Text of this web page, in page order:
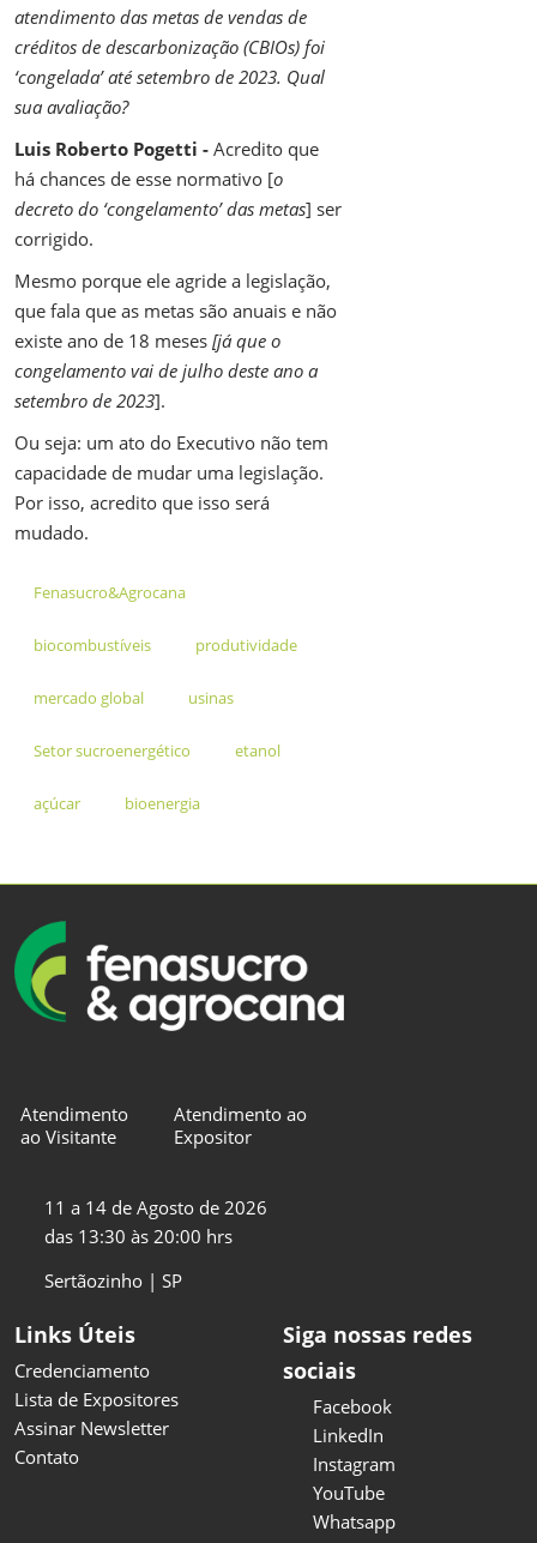
atendimento das metas de vendas de
créditos de descarbonização (CBIOs) foi
‘congelada’ até setembro de 2023. Qual
sua avaliação?
Luis Roberto Pogetti - Acredito que
há chances de esse normativo [o
decreto do ‘congelamento’ das metas] ser
corrigido.
Mesmo porque ele agride a legislação,
que fala que as metas são anuais e não
existe ano de 18 meses [já que o
congelamento vai de julho deste ano a
setembro de 2023].
Ou seja: um ato do Executivo não tem
capacidade de mudar uma legislação.
Por isso, acredito que isso será
mudado.
Fenasucro&Agrocana
biocombustíveis produtividade
mercado global usinas
Setor sucroenergético etanol
açúcar bioenergia
Atendimento
ao Visitante
Atendimento ao
Expositor
11 a 14 de Agosto de 2026
das 13:30 às 20:00 hrs
Sertãozinho | SP
Links Úteis
Credenciamento
Lista de Expositores
Assinar Newsletter
Contato
Siga nossas redes
sociais
Facebook
LinkedIn
Instagram
YouTube
Whatsapp